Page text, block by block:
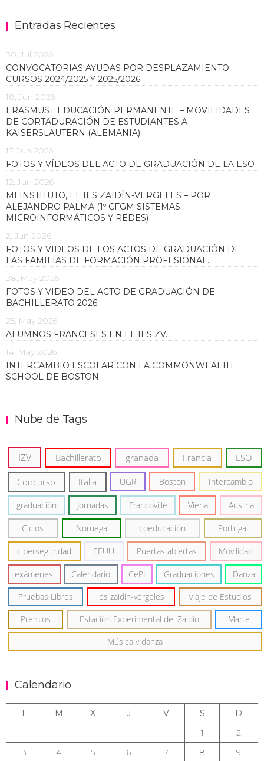
Entradas Recientes
30, Jul 2026
CONVOCATORIAS AYUDAS POR DESPLAZAMIENTO
CURSOS 2024/2025 Y 2025/2026
18, Jun 2026
ERASMUS+ EDUCACIÓN PERMANENTE – MOVILIDADES
DE CORTADURACIÓN DE ESTUDIANTES A
KAISERSLAUTERN (ALEMANIA)
17, Jun 2026
FOTOS Y VÍDEOS DEL ACTO DE GRADUACIÓN DE LA ESO
12, Jun 2026
MI INSTITUTO, EL IES ZAIDÍN-VERGELES – POR
ALEJANDRO PALMA (1º CFGM SISTEMAS
MICROINFORMÁTICOS Y REDES)
2, Jun 2026
FOTOS Y VIDEOS DE LOS ACTOS DE GRADUACIÓN DE
LAS FAMILIAS DE FORMACIÓN PROFESIONAL.
28, May 2026
FOTOS Y VIDEO DEL ACTO DE GRADUACIÓN DE
BACHILLERATO 2026
25, May 2026
ALUMNOS FRANCESES EN EL IES ZV.
14, May 2026
INTERCAMBIO ESCOLAR CON LA COMMONWEALTH
SCHOOL DE BOSTON
Nube de Tags
IZV Bachillerato granada Francia ESO
Concurso Italia UGR Boston Intercambio
graduación Jornadas Francoville Viena Austria
Ciclos Noruega coeducación Portugal
ciberseguridad EEUU Puertas abiertas Movilidad
exámenes Calendario CePI Graduaciones Danza
Pruebas Libres ies zaidín-vergeles Viaje de Estudios
Premios Estación Experimental del Zaidín Marte
Música y danza
Calendario
L M X J V S
D
1
2
3
4 5 6 7 8 9